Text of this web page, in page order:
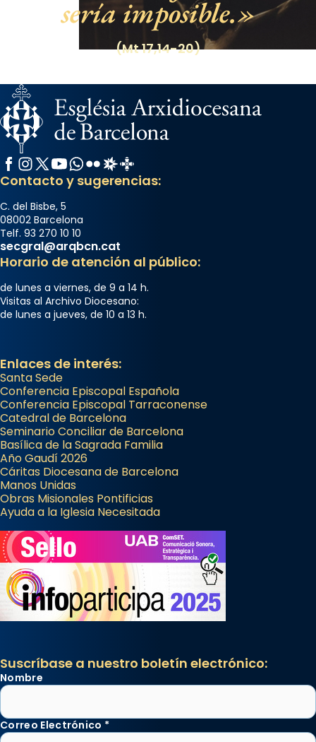
sería imposible.
(Mt 17,14-20)
Facebook
Instagram
X / Twitter
YouTube
WhatsApp
FlickrRadio Estel
Catalunya Cristiana
Contacto y sugerencias:
C. del Bisbe, 5
08002 Barcelona
Telf. 93 270 10 10
secgral@arqbcn.cat
Horario de atención al público:
de lunes a viernes, de 9 a 14 h.
Visitas al Archivo Diocesano:
de lunes a jueves, de 10 a 13 h.
Enlaces de interés:
Santa Sede
Conferencia Episcopal Española
Conferencia Episcopal Tarraconense
Catedral de Barcelona
Seminario Conciliar de Barcelona
Basílica de la Sagrada Familia
Año Gaudí 2026
Cáritas Diocesana de Barcelona
Manos Unidas
Obras Misionales Pontificias
Ayuda a la Iglesia Necesitada
Suscríbase a nuestro boletín electrónico:
Nombre
Correo Electrónico *